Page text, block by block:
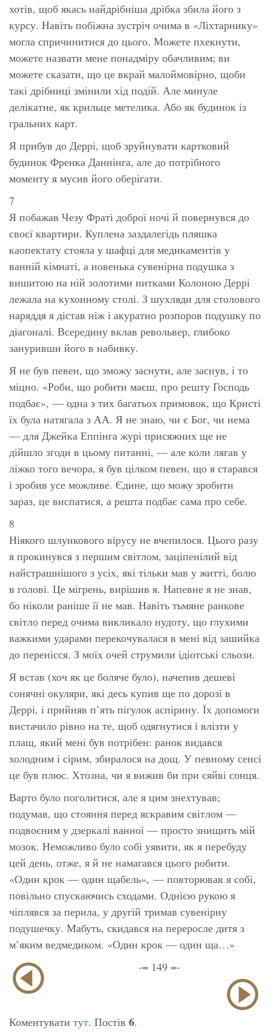
хотів, щоб якась найдрібніша дрібка збила його з
курсу. Навіть побіжна зустріч очима в «Ліхтарнику»
могла спричинитися до цього. Можете пхекнути,
можете назвати мене понадміру обачливим; ви
можете сказати, що це вкрай малоймовірно, щоби
такі дрібниці змінили хід подій. Але минуле
делікатне, як крильце метелика. Або як будинок із
гральних карт.
Я прибув до Деррі, щоб зруйнувати картковий
будинок Френка Даннінга, але до потрібного
моменту я мусив його оберігати.
7
Я побажав Чезу Фраті доброї ночі й повернувся до
своєї квартири. Куплена заздалегідь пляшка
каопектату стояла у шафці для медикаментів у
ванній кімнаті, а новенька сувенірна подушка з
вишитою на ній золотими нитками Колоною Деррі
лежала на кухонному столі. З шухляди для столового
наряддя я дістав ніж і акуратно розпоров подушку по
діагоналі. Всередину вклав револьвер, глибоко
зануривши його в набивку.
Я не був певен, що зможу заснути, але заснув, і то
міцно. «Роби, що робити маєш, про решту Господь
подбає», — одна з тих багатьох примовок, що Кристі
їх була натягала з АА. Я не знаю, чи є Бог, чи нема
— для Джейка Еппінга журі присяжних ще не
дійшло згоди в цьому питанні, — але коли лягав у
ліжко того вечора, я був цілком певен, що я старався
і зробив усе можливе. Єдине, що можу зробити
зараз, це виспатися, а решта подбає сама про себе.
8
Ніякого шлункового вірусу не вчепилося. Цього разу
я прокинувся з першим світлом, заціпенілий від
найстрашнішого з усіх, які тільки мав у житті, болю
в голові. Це мігрень, вирішив я. Напевне я не знав,
бо ніколи раніше її не мав. Навіть тьмяне ранкове
світло перед очима викликало нудоту, що глухими
важкими ударами перекочувалася в мені від зашийка
до перенісся. З моїх очей струмили ідіотські сльози.
Я встав (хоч як це боляче було), начепив дешеві
сонячні окуляри, які десь купив ще по дорозі в
Деррі, і прийняв п’ять пігулок аспірину. Їх допомоги
вистачило рівно на те, щоб одягнутися і влізти у
плащ, який мені був потрібен: ранок видався
холодним і сірим, збиралося на дощ. У певному сенсі
це був плюс. Хтозна, чи я вижив би при сяйві сонця.
Варто було поголитися, але я цим знехтував;
подумав, що стояння перед яскравим світлом —
подвоєним у дзеркалі ванної — просто знищить мій
мозок. Неможливо було собі уявити, як я перебуду
цей день, отже, я й не намагався цього робити.
«Один крок — один щабель», — повторював я собі,
повільно спускаючись сходами. Однією рукою я
чіплявся за перила, у другій тримав сувенірну
подушечку. Мабуть, скидався на переросле дитя з
м’яким ведмедиком. «Один крок — один ща…»
-= 149 =-
Коментувати тут. Постів 6.